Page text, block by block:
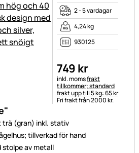
trä (gran) inkl. stativ
tillverkad för hand
stolpe av metall
2 - 5 vardagar
4,24 kg
930125
749 kr
Skatteinformation:
inkl. momsfrakt
tillkommer; standard
frakt upp till 5 kg: 65 kr
Fri frakt från 2000 kr.